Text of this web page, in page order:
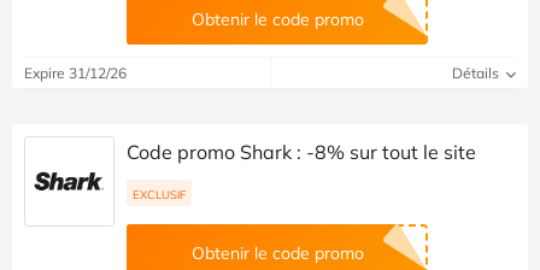
Obtenir le code promo
Expire 31/12/26 Détails
Code promo Shark : -8% sur tout le site
EXCLUSIF
Obtenir le code promo